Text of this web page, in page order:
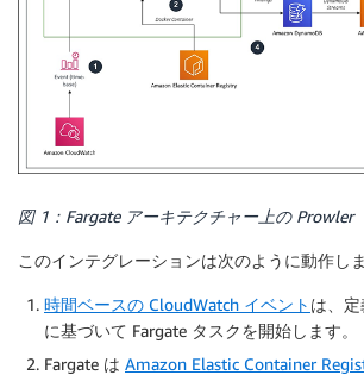
図 1：Fargate アーキテクチャー上の Prowler
このインテグレーションは次のように動作しま
時間ベースの CloudWatch イベント は、定
に基づいて Fargate タスクを開始します。
Fargate は Amazon Elastic Container